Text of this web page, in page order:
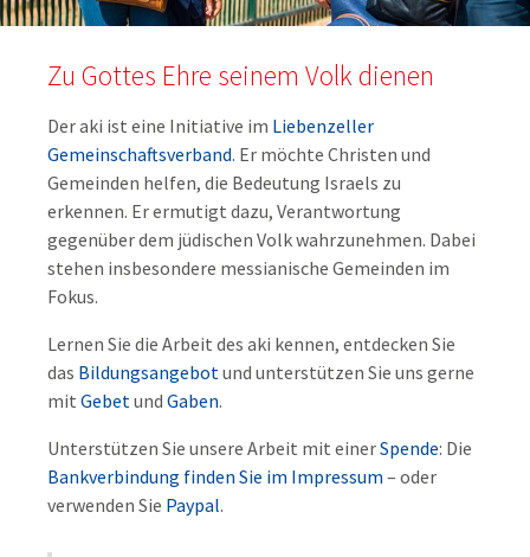
Zu Gottes Ehre seinem Volk dienen
Der aki ist eine Initiative im Liebenzeller
Gemeinschaftsverband. Er möchte Christen und
Gemeinden helfen, die Bedeutung Israels zu
erkennen. Er ermutigt dazu, Verantwortung
gegenüber dem jüdischen Volk wahrzunehmen. Dabei
stehen insbesondere messianische Gemeinden im
Fokus.
Lernen Sie die Arbeit des aki kennen, entdecken Sie
das Bildungsangebotund unterstützen Sie uns gerne
mit Gebetund Gaben.
Unterstützen Sie unsere Arbeit mit einerSpende: Die
Bankverbindung finden Sie im Impressum – oder
verwenden Sie Paypal.